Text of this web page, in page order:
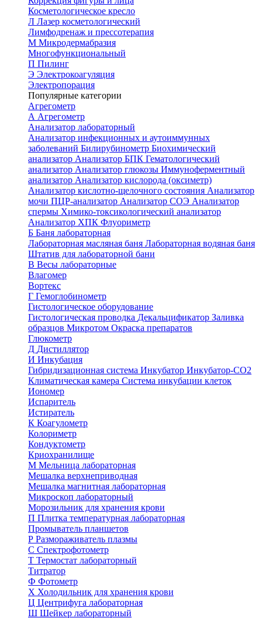
Косметологическое кресло
Л Лазер косметологический
Лимфодренаж и прессотерапия
М Микродермабразия
Многофункциональный
П Пилинг
Э Электрокоагуляция
Электропорация
Популярные категории
Агрегометр
А Агрегометр
Анализатор лабораторный
Анализатор инфекционных и аутоиммунных
заболеваний Билирубинометр Биохимический
анализатор Анализатор БПК Гематологический
анализатор Анализатор глюкозы Иммуноферментный
анализатор Анализатор кислорода (оксиметр)
Анализатор кислотно-щелочного состояния Анализатор
мочи ПЦР-анализатор Анализатор СОЭ Анализатор
спермы Химико-токсикологический анализатор
Анализатор ХПК Флуориметр
Б Баня лабораторная
Лабораторная масляная баня Лабораторная водяная баня
Штатив для лабораторной бани
В Весы лабораторные
Влагомер
Вортекс
Г Гемоглобинометр
Гистологическое оборудование
Гистологическая проводка Декальцификатор Заливка
образцов Микротом Окраска препаратов
Глюкометр
Д Дистиллятор
И Инкубация
Гибридизационная система Инкубатор Инкубатор-СО2
Климатическая камера Система инкубации клеток
Иономер
Испаритель
Истиратель
К Коагулометр
Колориметр
Кондуктометр
Криохранилище
М Мельница лабораторная
Мешалка верхнеприводная
Мешалка магнитная лабораторная
Микроскоп лабораторный
Морозильник для хранения крови
П Плитка температурная лабораторная
Промыватель планшетов
Р Размораживатель плазмы
С Спектрофотометр
Т Термостат лабораторный
Титратор
Ф Фотометр
Х Холодильник для хранения крови
Ц Центрифуга лабораторная
Ш Шейкер лабораторный